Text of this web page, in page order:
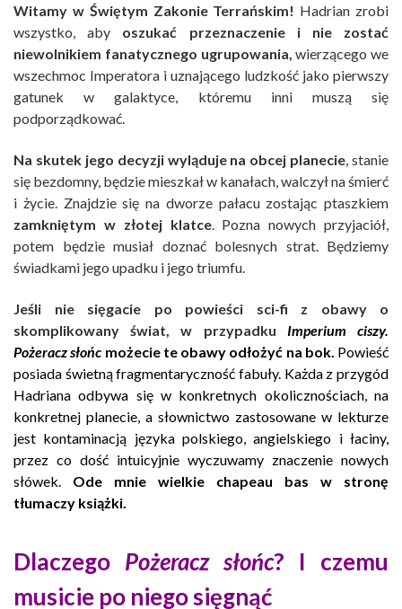
Witamy w Świętym Zakonie Terrańskim! Hadrian zrobi
wszystko, aby oszukać przeznaczenie i nie zostać
niewolnikiem fanatycznego ugrupowania, wierzącego we
wszechmoc Imperatora i uznającego ludzkość jako pierwszy
gatunek w galaktyce, któremu inni muszą się
podporządkować.
Na skutek jego decyzji wyląduje na obcej planecie, stanie
się bezdomny, będzie mieszkał w kanałach, walczył na śmierć
i życie. Znajdzie się na dworze pałacu zostając ptaszkiem
zamkniętym w złotej klatce. Pozna nowych przyjaciół,
potem będzie musiał doznać bolesnych strat. Będziemy
świadkami jego upadku i jego triumfu.
Jeśli nie sięgacie po powieści sci-fi z obawy o
skomplikowany świat, w przypadku Imperium ciszy.
Pożeracz słońc możecie te obawy odłożyć na bok. Powieść
posiada świetną fragmentaryczność fabuły. Każda z przygód
Hadriana odbywa się w konkretnych okolicznościach, na
konkretnej planecie, a słownictwo zastosowane w lekturze
jest kontaminacją języka polskiego, angielskiego i łaciny,
przez co dość intuicyjnie wyczuwamy znaczenie nowych
słówek. Ode mnie wielkie chapeau bas w stronę
tłumaczy książki.
Dlaczego Pożeracz słońc? I czemu
musicie po niego sięgnąć